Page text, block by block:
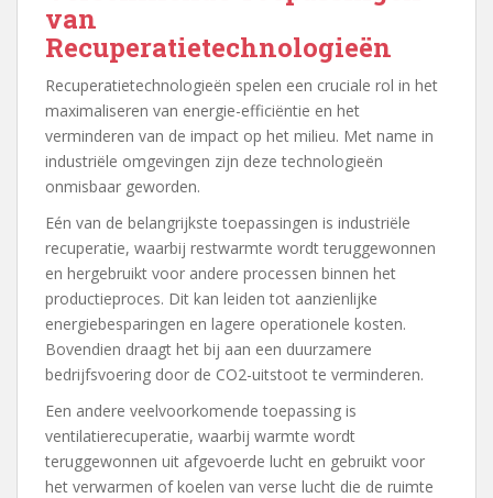
van
Recuperatietechnologieën
Recuperatietechnologieën spelen een cruciale rol in het
maximaliseren van energie-efficiëntie en het
verminderen van de impact op het milieu. Met name in
industriële omgevingen zijn deze technologieën
onmisbaar geworden.
Eén van de belangrijkste toepassingen is industriële
recuperatie, waarbij restwarmte wordt teruggewonnen
en hergebruikt voor andere processen binnen het
productieproces. Dit kan leiden tot aanzienlijke
energiebesparingen en lagere operationele kosten.
Bovendien draagt het bij aan een duurzamere
bedrijfsvoering door de CO2-uitstoot te verminderen.
Een andere veelvoorkomende toepassing is
ventilatierecuperatie, waarbij warmte wordt
teruggewonnen uit afgevoerde lucht en gebruikt voor
het verwarmen of koelen van verse lucht die de ruimte